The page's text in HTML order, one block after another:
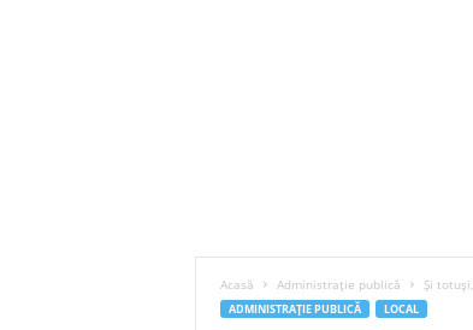
Acasă Administrație publică Și
ADMINISTRAȚIE PUBLICĂ LOCAL